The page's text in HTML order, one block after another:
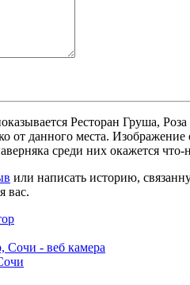
Ресторан Груша,
от данного места.
среди них окажется
или написать историю,
вас.